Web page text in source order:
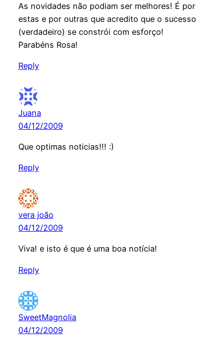
As novidades não podiam ser melhores! É por
estas e por outras que acredito que o sucesso
(verdadeiro) se constrói com esforço!
Parabéns Rosa!
Reply
Juana
04/12/2009
Que optimas noticias!!! :)
Reply
vera joão
04/12/2009
Viva! e isto é que é uma boa notícia!
Reply
SweetMagnolia
04/12/2009